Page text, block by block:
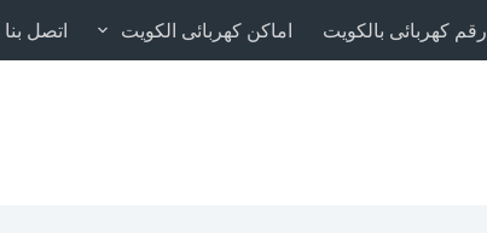
رقم كهربائى بالكويت اماكن كهربائى الكويت اتصل بنا